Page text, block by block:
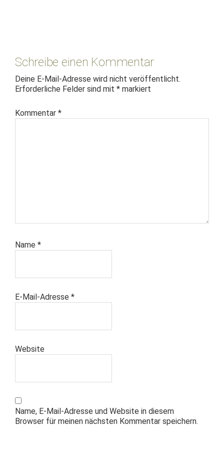
Interaktionen
Schreibe einen Kommentar
Deine E-Mail-Adresse wird nicht veröffentlicht.
Erforderliche Felder sind mit * markiert
Kommentar *
Name *
E-Mail-Adresse *
Website
Name, E-Mail-Adresse und Website in diesem
Browser für meinen nächsten Kommentar speichern.